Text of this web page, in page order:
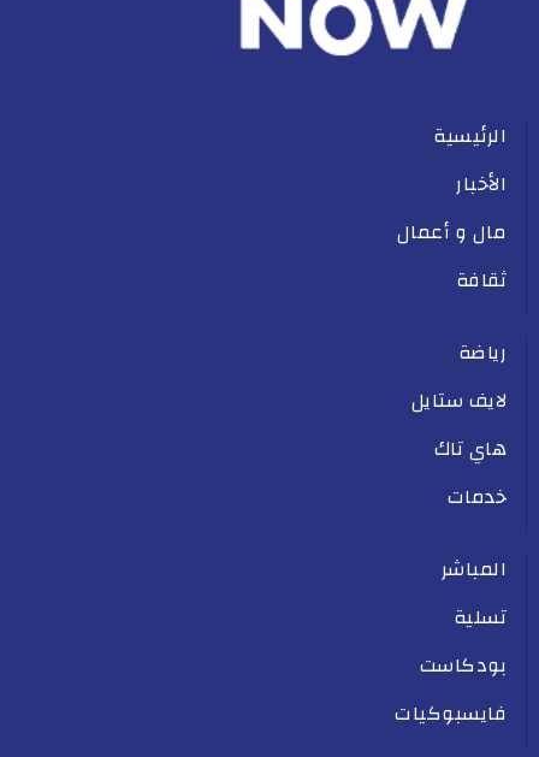
الرئيسية
الأخبار
مال و أعمال
ثقافة
رياضة
لايف ستايل
هاي تاك
خدمات
المباشر
تسلية
بودكاست
فايسبوكيات